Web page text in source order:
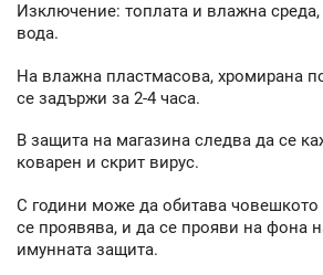
Изключение: топлата и влажна
вода.
На влажна пластмасова, хромирана
се задържи за 2-4 часа.
В защита на магазина следва да се
коварен и скрит вирус.
С години може да обитава
се проявява, и да се прояви на фона
имунната защита.